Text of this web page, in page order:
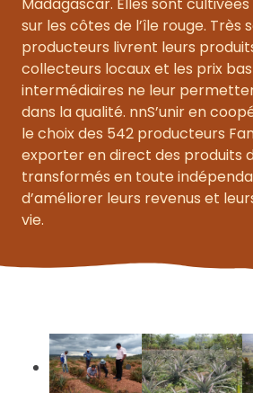
Madagascar. Elles sont
sur les côtes de l’île rouge. Très
producteurs livrent leurs
collecteurs locaux et les prix
intermédiaires ne leur
dans la qualité. nnS’unir en
le choix des 542 producteurs
exporter en direct des produits
transformés en toute
d’améliorer leurs revenus et
vie.